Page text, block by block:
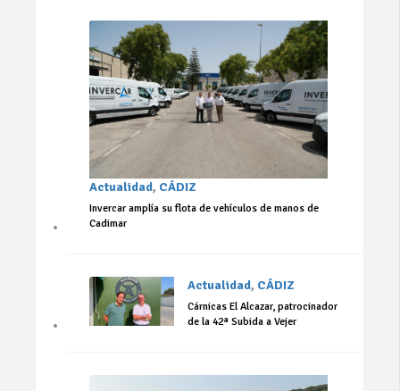
Actualidad, CÁDIZ
Invercar amplía su flota de vehículos de manos de
Cadimar
Actualidad, CÁDIZ
Cárnicas El Alcazar, patrocinador
de la 42ª Subida a Vejer